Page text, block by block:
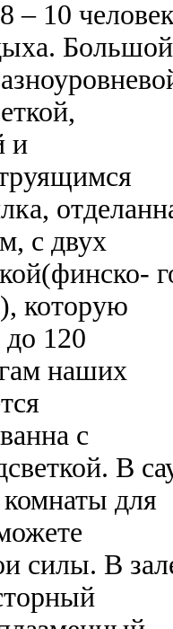
– 10
Большой
и
с двух
которую
120
наших
с
В
для
силы. В